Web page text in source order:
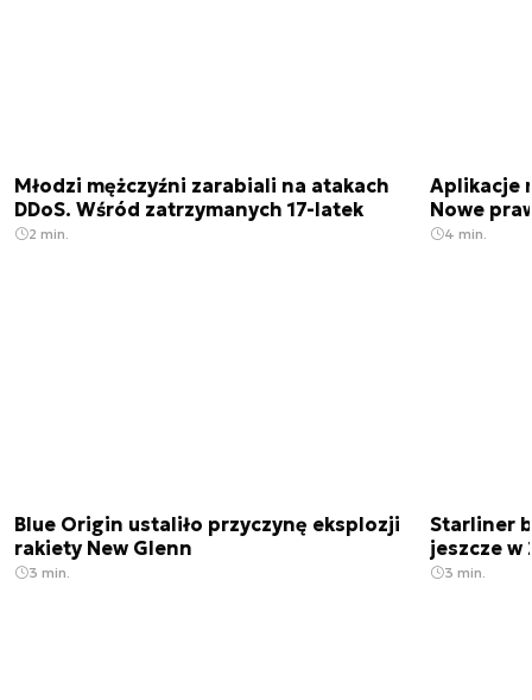
Młodzi mężczyźni zarabiali na atakach
DDoS. Wśród zatrzymanych 17-latek
2 min.
Aplikacje
Nowe
4 min.
Blue Origin ustaliło przyczynę eksplozji
rakiety New Glenn
3 min.
Starliner
jeszcze w
3 min.